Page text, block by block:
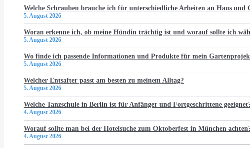
Welche Schrauben brauche ich für unterschiedliche Arbeiten an Haus und
5. August 2026
Woran erkenne ich, ob meine Hündin trächtig ist und worauf sollte ich
5. August 2026
Wo finde ich passende Informationen und Produkte für mein
5. August 2026
Welcher Entsafter passt am besten zu meinem Alltag?
5. August 2026
Welche Tanzschule in Berlin ist für Anfänger und Fortgeschrittene
4. August 2026
Worauf sollte man bei der Hotelsuche zum Oktoberfest in München
4. August 2026